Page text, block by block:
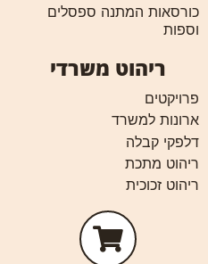
כורסאות המתנה ספסלים
וספות
ריהוט משרדי
פרויקטים
ארונות למשרד
דלפקי קבלה
ריהוט מתכת
ריהוט זכוכית